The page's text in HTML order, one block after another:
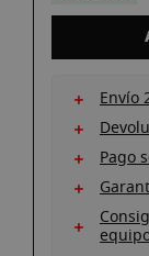
Envío
Pago